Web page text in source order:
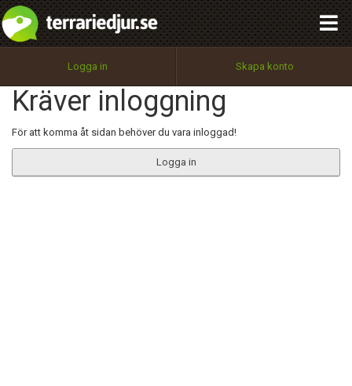
Logga in Skapa konto
Kräver inloggning
För att komma åt sidan behöver du vara inloggad!
Logga in
Utför
100%
OK
integritetspolicy
Namn:
Epost:
Begär nytt lösenord
Tillbaka till förstasidan